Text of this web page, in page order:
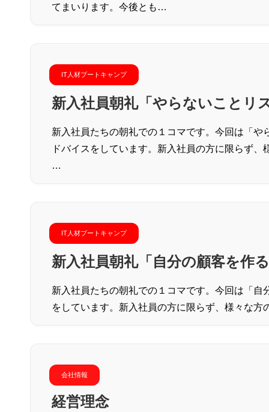
てまいります。今後とも…
IT人材ブートキャンプ
新入社員朝礼「やらないことリ
新入社員たちの朝礼での１コマです。今回は「
ドバイスをしています。新入社員の方に限らず
…
IT人材ブートキャンプ
新入社員朝礼「自分の顧客を作
新入社員たちの朝礼での１コマです。今回は「
をしています。新入社員の方に限らず、様々な
会社情報
経営理念